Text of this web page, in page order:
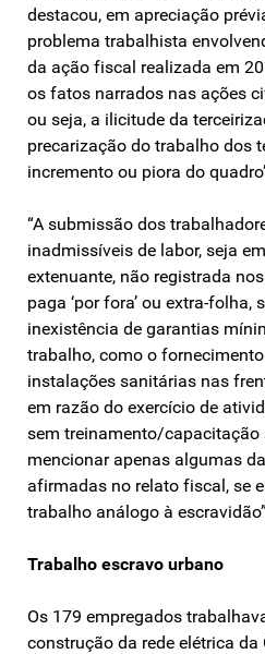
destacou, em apreciação
problema trabalhista
da ação fiscal realizada em
os fatos narrados nas ações
ou seja, a ilicitude da
precarização do trabalho dos
incremento ou piora do
“A submissão dos
inadmissíveis de labor, seja
extenuante, não registrada
paga ‘por fora’ ou extra-folha,
inexistência de garantias
trabalho, como o
instalações sanitárias nas
em razão do exercício de
sem treinamento/capacitação
mencionar apenas algumas
afirmadas no relato fiscal, se
trabalho análogo à
Trabalho escravo urbano
Os 179 empregados
construção da rede elétrica da